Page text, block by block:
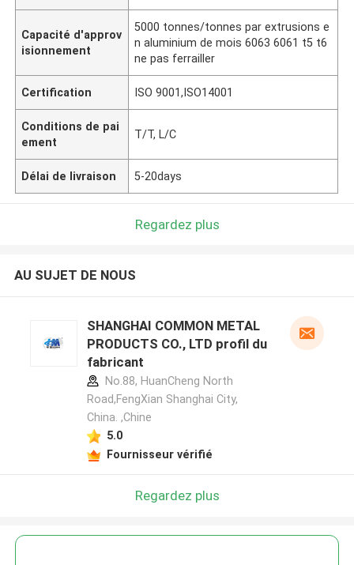
Capacité d'approv
isionnement
5000 tonnes/tonnes par extrusions e
n aluminium de mois 6063 6061 t5 t6
ne pas ferrailler
Certification ISO 9001,ISO14001
Conditions de pai
ement
T/T, L/C
Délai de livraison 5-20days
Regardez plus
AU SUJET DE NOUS
SHANGHAI COMMON METAL
PRODUCTS CO., LTD profil du
fabricant
No.88, HuanCheng North
Road,FengXian Shanghai City,
China. ,Chine
5.0
Fournisseur vérifié
Regardez plus